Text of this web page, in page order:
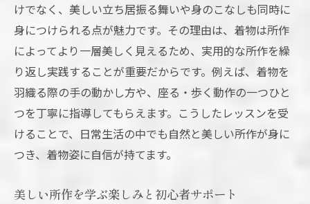
けでなく、美しい立ち居振る舞いや身のこなしも同時に
身につけられる点が魅力です。その理由は、着物は所作
によってより一層美しく見えるため、実用的な所作を繰
り返し実践することが重要だからです。例えば、着物を
羽織る際の手の動かし方や、座る・歩く動作の一つひと
つを丁寧に指導してもらえます。こうしたレッスンを受
けることで、日常生活の中でも自然と美しい所作が身に
つき、着物姿に自信が持てます。
美しい所作を学ぶ楽しみと初心者サポート